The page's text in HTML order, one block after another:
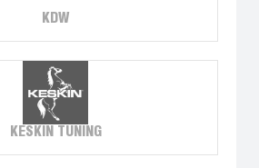
KDW
KESKIN TUNING